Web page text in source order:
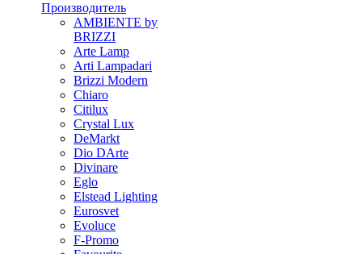
Производитель
AMBIENTE by
BRIZZI
Arte Lamp
Arti Lampadari
Brizzi Modern
Chiaro
Citilux
Crystal Lux
DeMarkt
Dio DArte
Divinare
Eglo
Elstead Lighting
Eurosvet
Evoluce
F-Promo